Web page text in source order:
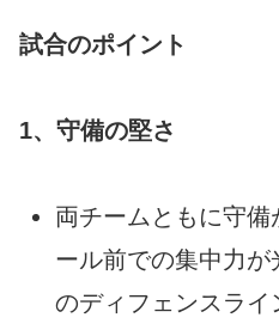
試合のポイント
1、守備の堅さ
両チームともに守
ール前での集中力が
のディフェンスライ